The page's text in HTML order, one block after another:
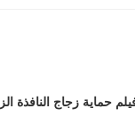
حماية زجاج النافذة